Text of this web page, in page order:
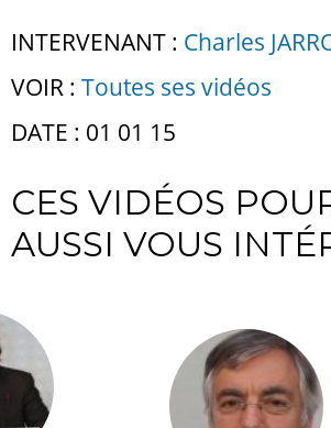
INTERVENANT : Charles
VOIR : Toutes ses vidéos
DATE : 01 01 15
CES VIDÉOS
AUSSI VOUS